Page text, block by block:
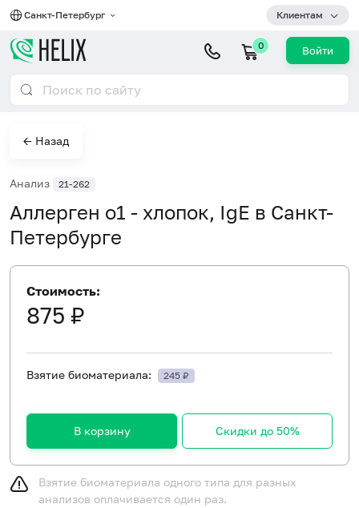
Санкт-Петербург Клиентам
0 Войти
← Назад
Анализ 21-262
Аллерген o1 - хлопок, IgE в Санкт-
Петербурге
Стоимость:
875 ₽
Взятие биоматериала: 245 ₽
В корзину Скидки до 50%
Взятие биоматериала одного типа для разных
анализов оплачивается один раз.